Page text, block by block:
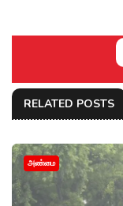
RELATED POSTS
அண்மை